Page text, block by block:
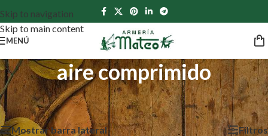
Skip to navigation
Skip to main content
MENÚ
aire comprimido
Inicio /Productos etiquetados “aire comprimido”
Mostrando 1–12 de 130 resultados
Mostrar barra lateral
Filtros